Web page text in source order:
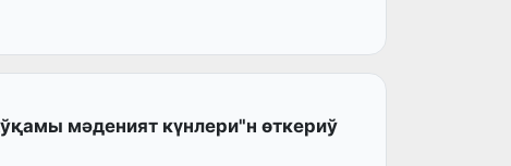
мәденият күнлери"н өткериў